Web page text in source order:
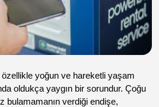
yoğun ve hareketli yaşam
oldukça yaygın bir sorundur. Çoğu
bulamamanın verdiği endişe,